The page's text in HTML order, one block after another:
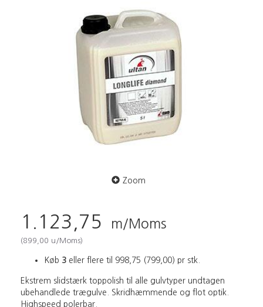
Zoom
1.123,75 m/Moms
(899,00 u/Moms)
Køb 3 eller flere til 998,75 (799,00) pr stk.
Ekstrem slidstærk toppolish til alle gulvtyper undtagen
ubehandlede trægulve. Skridhæmmende og flot optik.
Highspeed polerbar.